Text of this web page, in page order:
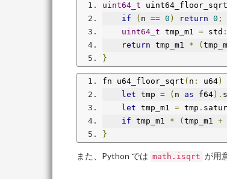
uint64_t uint64_floor_sqrt
if
( n == 0 ) return 0 ;
uint64_t tmp_m1 = std
return tmp_m1 * (
}
fn u64_floor_sqrt ( n : u64)
let tmp = ( n as f64).
let tmp_m1 = tmp .
if tmp_m1 * ( tmp_m1 +
}
また、Python では math.isqrt が用